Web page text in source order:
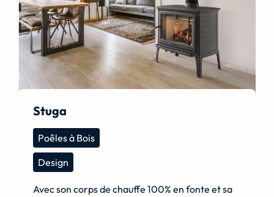
Stuga
Poêles à Bois
Design
Avec son corps de chauffe 100% en fonte et sa